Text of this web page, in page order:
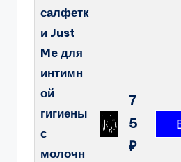
салфетк
и Just
Me для
интимн
ой
гигиены
с
молочн
7
5
₽